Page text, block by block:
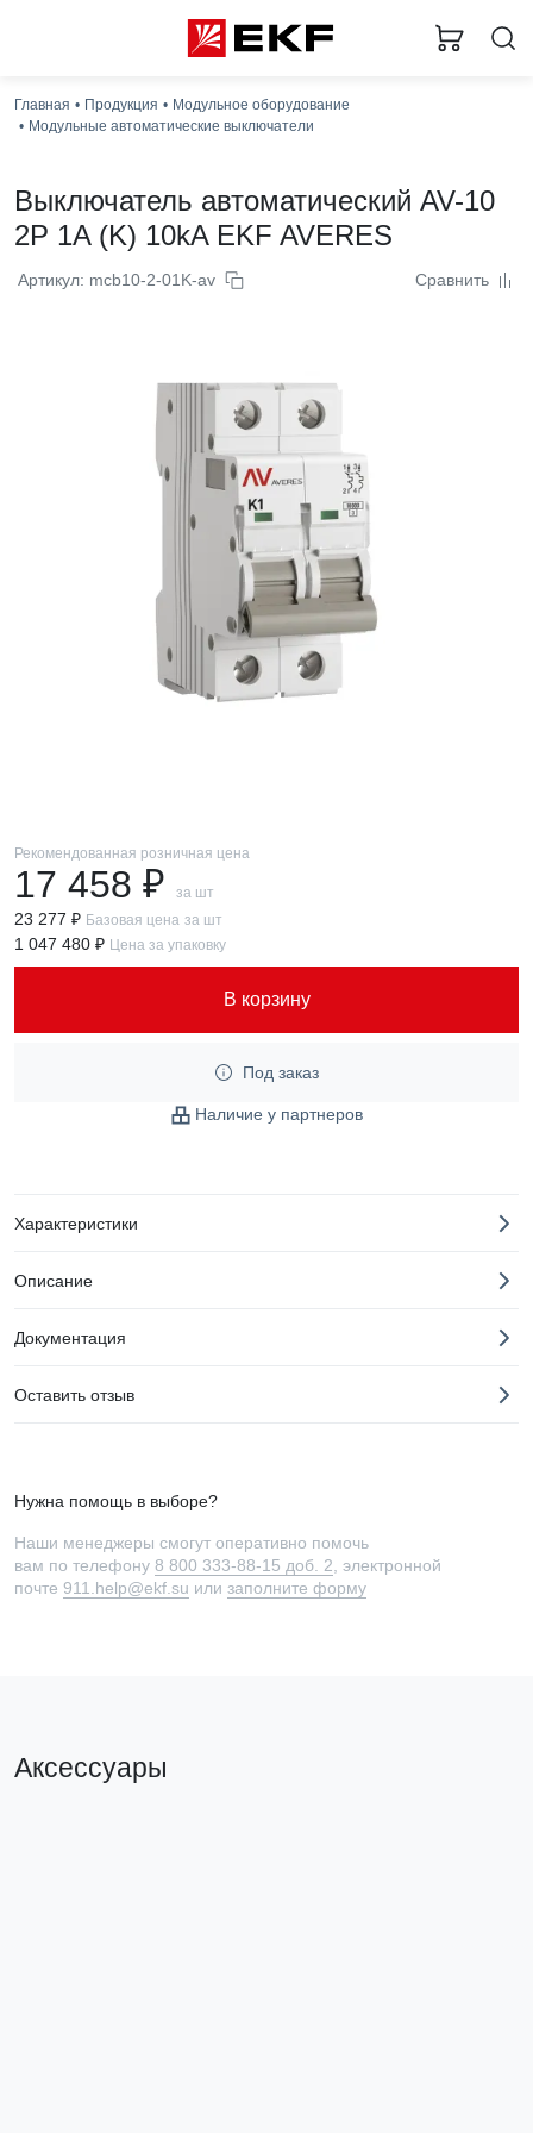
Главная Продукция
Модульное оборудование
Модульные автоматические выключатели
Выключатель автоматический AV-10
2P 1A (K) 10kA EKF AVERES
Артикул: mcb10-2-01K-av Сравнить
Рекомендованная розничная цена
17 458 ₽ за шт
23 277 ₽ Базовая цена за шт
1 047 480 ₽ Цена за упаковку
В корзину
Под заказ
Наличие у партнеров
Характеристики
Описание
Документация
Оставить отзыв
Нужна помощь в выборе?
Наши менеджеры смогут оперативно помочь
вам по телефону 8 800 333-88-15 доб. 2 , электронной
почте 911.help@ekf.su или заполните форму
Аксессуары